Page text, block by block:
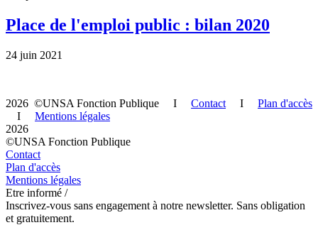
Place de l'emploi public : bilan 2020
24 juin 2021
2026 ©UNSA Fonction Publique I Contact I Plan d'accès
I Mentions légales
2026
©UNSA Fonction Publique
Contact
Plan d'accès
Mentions légales
Etre informé /
Inscrivez-vous sans engagement à notre newsletter. Sans obligation
et gratuitement.